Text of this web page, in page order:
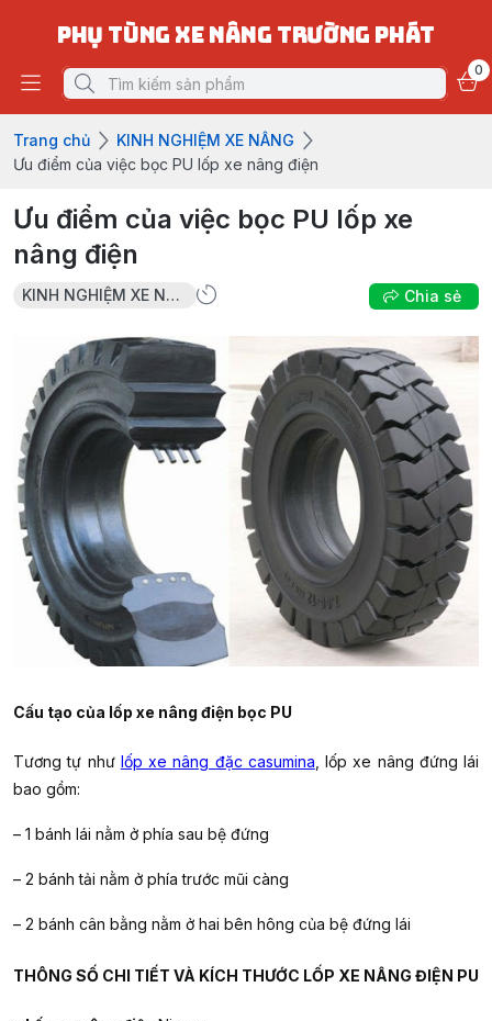
PHỤ TÙNG XE NÂNG TRƯỜNG PHÁT
0
Trang chủ
KINH NGHIỆM XE NÂNG
Ưu điểm của việc bọc PU lốp xe nâng điện
Ưu điểm của việc bọc PU lốp xe
nâng điện
KINH NGHIỆM XE NÂNG Chia sẻ
Cấu tạo của lốp xe nâng điện bọc PU
Tương tự như lốp xe nâng đặc casumina , lốp xe nâng đứng lái
bao gồm:
– 1 bánh lái nằm ở phía sau bệ đứng
– 2 bánh tải nằm ở phía trước mũi càng
– 2 bánh cân bằng nằm ở hai bên hông của bệ đứng lái
THÔNG SỐ CHI TIẾT VÀ KÍCH THƯỚC LỐP XE NÂNG ĐIỆN PU